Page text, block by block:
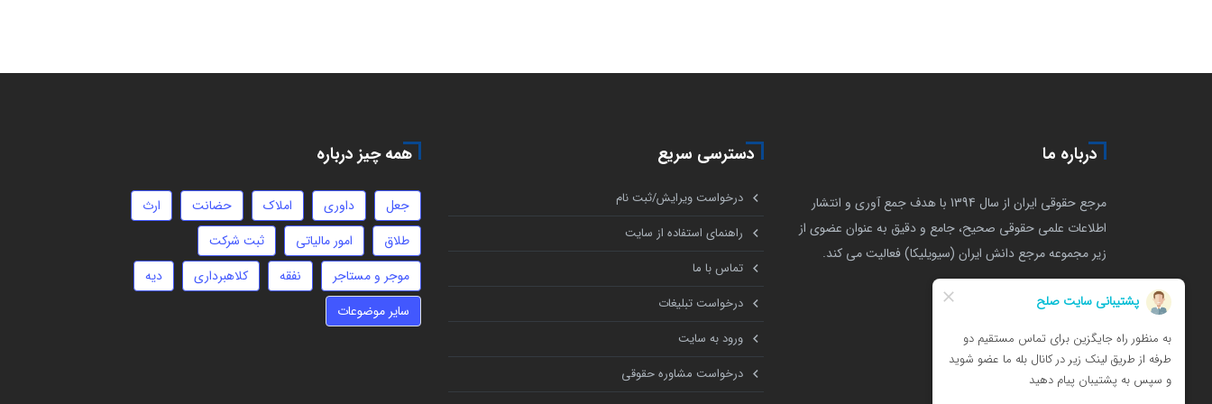
درباره ما
مرجع حقوقی ایران از سال 1394 با هدف جمع آوری و انتشار
اطلاعات علمی حقوقی صحیح، جامع و دقیق به عنوان عضوی از
زیر مجموعه مرجع دانش ایران (سیویلیکا) فعالیت می کند.
دسترسی سریع
درخواست ویرایش/ثبت نام
راهنمای استفاده از سایت
تماس با ما
درخواست تبلیغات
ورود به سایت
درخواست مشاوره حقوقی
همه چیز درباره
جعل داوری املاک حضانت
ارث
طلاق
امور مالیاتی
ثبت شرکت
موجر و مستاجر
نفقه کلاهبرداری
دیه
سایر موضوعات